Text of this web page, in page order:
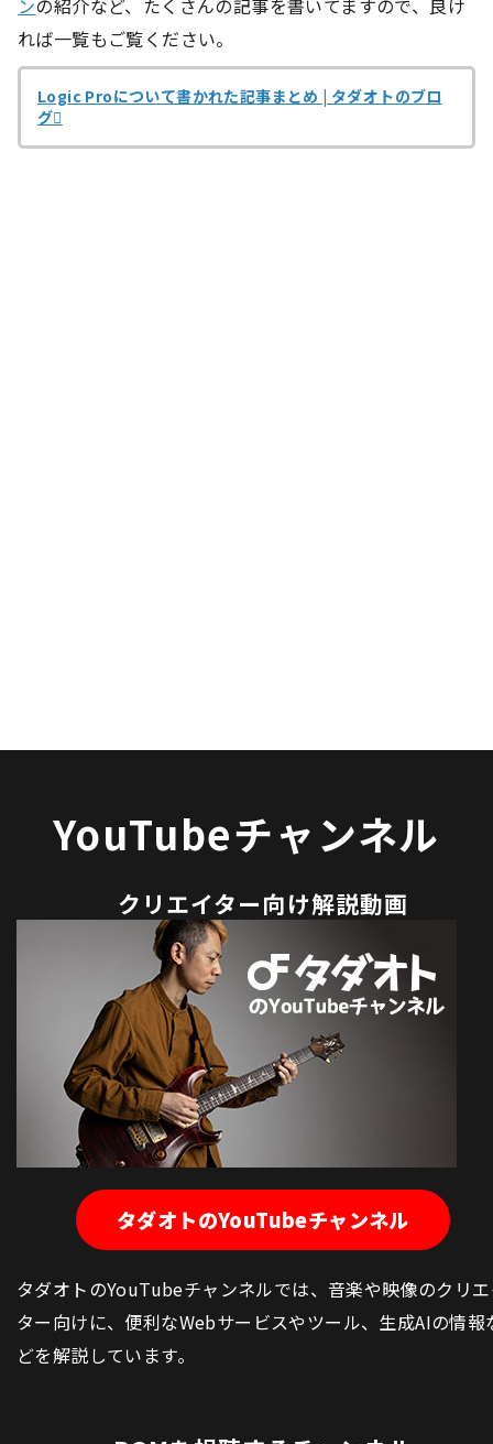
れば一覧もご覧ください。
Logic Proについて書かれた記事まとめ | タダオトのブロ
グ
YouTubeチャンネル
クリエイター向け解説動画
タダオトのYouTubeチャンネル
タダオトのYouTubeチャンネルでは、音楽や映像のクリ
ター向けに、便利なWebサービスやツール、生成AIの情報
どを解説しています。